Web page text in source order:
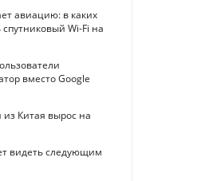
авиацию: в каких
Wi-Fi на
вместо Google
из Китая вырос на
видеть следующим